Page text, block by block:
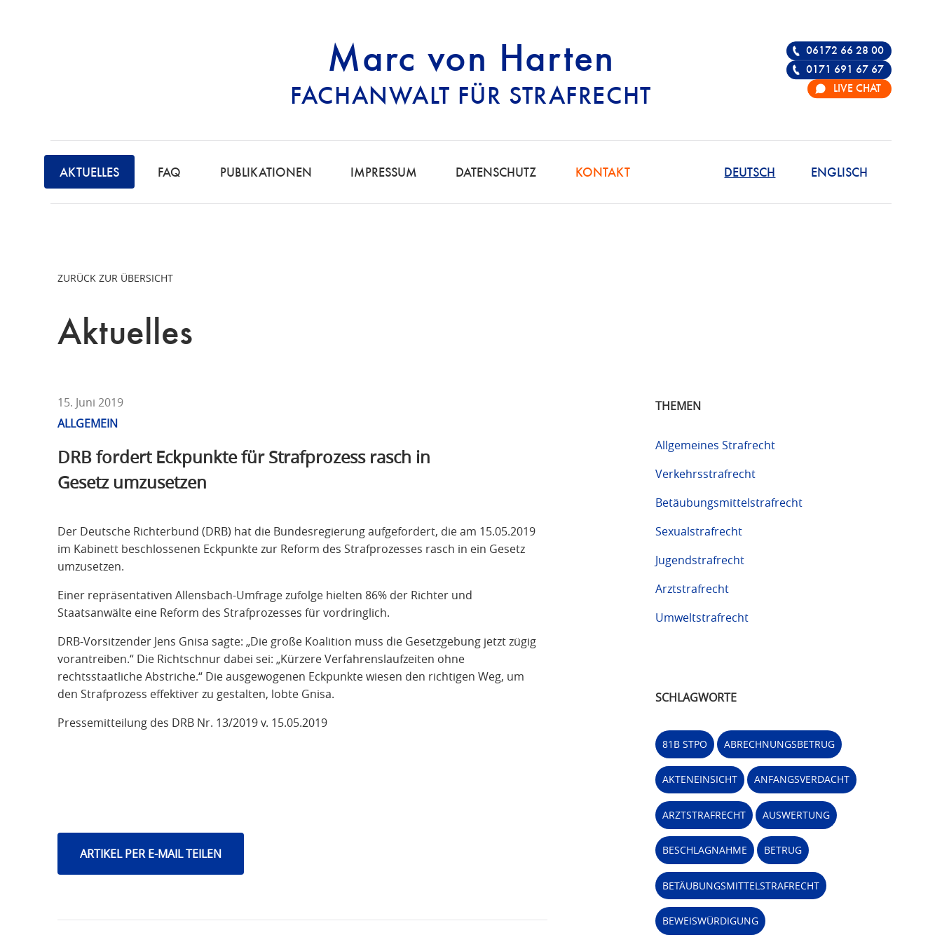
Marc von Harten
FACHANWALT FÜR STRAFRECHT
STRAFRECHT | RECHTSANWALT FÜR DIE
F
C
H
Ü
H
AKTUELLES FAQ PUBLIKATIONEN IMPRESSUM DATENSCHUTZ KONTAKT ENGLISCH
DEUTSCH
06172 66 28 00
0171 691 67 67
LIVE CHAT
ZURÜCK ZUR ÜBERSICHT
Aktuelles
15. Juni 2019
ALLGEMEIN
DRB fordert Eckpunkte für Strafprozess rasch in
Gesetz umzusetzen
Der Deutsche Richterbund (DRB) hat die Bundesregierung aufgefordert, die am 15.05.2019
im Kabinett beschlossenen Eckpunkte zur Reform des Strafprozesses rasch in ein Gesetz
umzusetzen.
Einer repräsentativen Allensbach-Umfrage zufolge hielten 86% der Richter und
Staatsanwälte eine Reform des Strafprozesses für vordringlich.
DRB-Vorsitzender Jens Gnisa sagte: „Die große Koalition muss die Gesetzgebung jetzt zügig
vorantreiben.“ Die Richtschnur dabei sei: „Kürzere Verfahrenslaufzeiten ohne
rechtsstaatliche Abstriche.“ Die ausgewogenen Eckpunkte wiesen den richtigen Weg, um
den Strafprozess effektiver zu gestalten, lobte Gnisa.
Pressemitteilung des DRB Nr. 13/2019 v. 15.05.2019
ARTIKEL PER E-MAIL TEILEN
THEMEN
Allgemeines Strafrecht
Verkehrsstrafrecht
Betäubungsmittelstrafrecht
Sexualstrafrecht
Jugendstrafrecht
Arztstrafrecht
Umweltstrafrecht
SCHLAGWORTE
81B STPO ABRECHNUNGSBETRUG
AKTENEINSICHT ANFANGSVERDACHT
ARZTSTRAFRECHT AUSWERTUNG
BESCHLAGNAHME BETRUG
BETÄUBUNGSMITTELSTRAFRECHT
BEWEISWÜRDIGUNG